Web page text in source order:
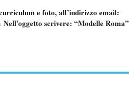
e foto, all’indirizzo email:
Nell’oggetto scrivere: “Modelle Roma”